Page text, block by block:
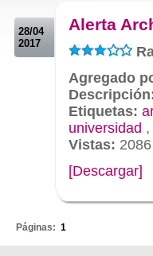
28/04
2017
Alerta
Agregado
Etiquetas:
universidad ,
Vistas: 2086
[Descargar]
Páginas: 1